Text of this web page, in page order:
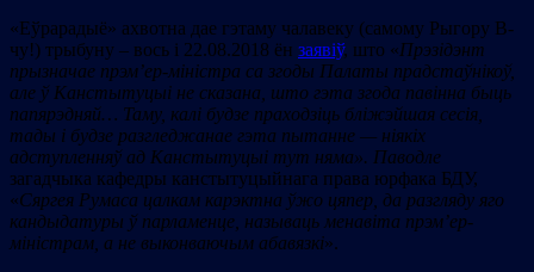
«Еўрарадыё» ахвотна дае гэтаму чалавеку (самому Рыгору В-
чу!) трыбуну – вось і 22.08.2018 ён заявіў, што «Прэзідэнт
прызначае прэм’ер-міністра са згоды Палаты прадстаўнікоў,
але ў Канстытуцыі не сказана, што гэта згода павінна быць
папярэдняй… Таму, калі будзе праходзіць бліжэйшая сесія,
тады і будзе разгледжанае гэта пытанне — ніякіх
адступленняў ад Канстытуцыі тут няма». Паводле
загадчыка кафедры канстытуцыйнага права юрфака БДУ,
«Сяргея Румаса цалкам карэктна ўжо цяпер, да разгляду яго
кандыдатуры ў парламенце, называць менавіта прэм’ер-
міністрам, а не выконваючым абавязкі».